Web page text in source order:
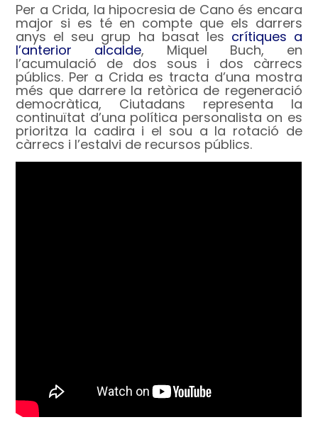
Per a Crida, la hipocresia de Cano és encara
major si es té en compte que els darrers
anys el seu grup ha basat les crítiques a
l’anterior alcalde, Miquel Buch, en
l’acumulació de dos sous i dos càrrecs
públics. Per a Crida es tracta d’una mostra
més que darrere la retòrica de regeneració
democràtica, Ciutadans representa la
continuïtat d’una política personalista on es
prioritza la cadira i el sou a la rotació de
càrrecs i l’estalvi de recursos públics.